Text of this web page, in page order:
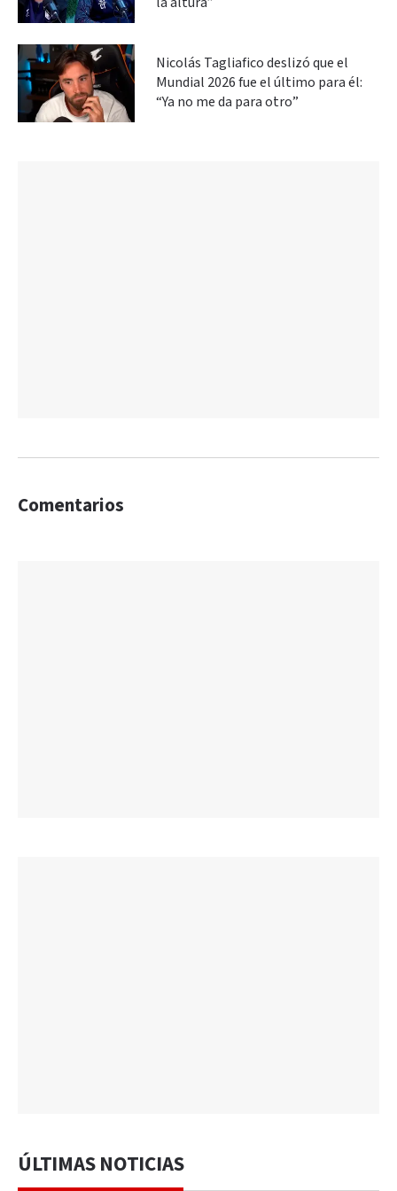
Nicolás Tagliafico deslizó que el
Mundial 2026 fue el último para él:
“Ya no me da para otro”
Comentarios
ÚLTIMAS NOTICIAS